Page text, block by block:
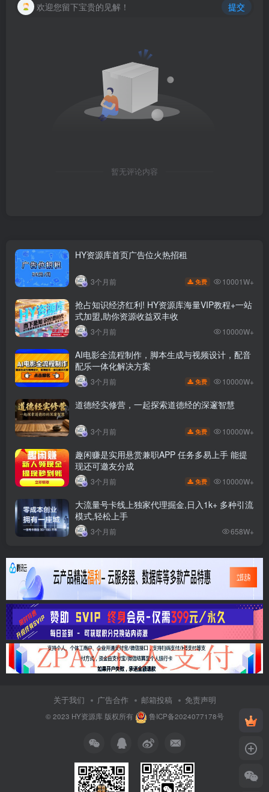
欢迎您留下宝贵的见解！ 提交
暂无评论内容
HY资源库首页广告位火热招租
3个月前 免费 10001W+
抢占知识经济红利! HY资源库海量VIP教程+一站
式加盟,助你资源收益双丰收
3个月前 10000W+
AI电影全流程制作，脚本生成与视频设计，配音
配乐一体化解决方案
3个月前 免费 10000W+
道德经实修营，一起探索道德经的深邃智慧
3个月前 免费 10000W+
趣闲赚是实用悬赏兼职APP 任务多易上手 能提
现还可邀友分成
3个月前 免费 10000W+
大流量号卡线上独家代理掘金,日入1k+ 多种引流
模式,轻松上手
3个月前 658W+
关于我们 广告合作 邮箱投稿 免责声明
© 2023 HY资源库版权所有 鲁ICP备2024077178号